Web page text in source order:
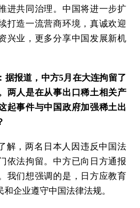
进共同治理。中国将进一步扩
打造一流营商环境，真诚欢迎
兴业，更多分享中国发展新机
据报道，中方5月在大连拘留了
两人是在从事出口稀土相关产
起事件与中国政府加强稀土出
解，两名日本人因违反中国法
依法拘留。中方已向日方通报
我们想强调的是，日方应教育
企业遵守中国法律法规。